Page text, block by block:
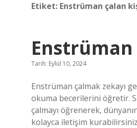
Etiket: Enstrüman çalan
Tarih: Eylül 10, 2024
Enstrüman çalmak zekayı
okuma becerilerini öğretir.
çalmayı öğrenerek,
kolayca iletişim